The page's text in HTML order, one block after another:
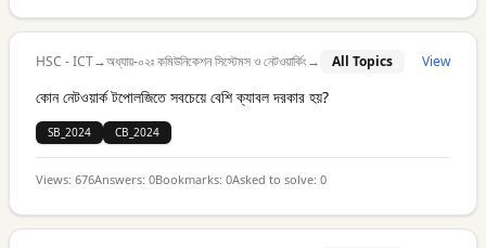
HSC - ICT→অধ্যায়-০২ঃ কমিউনিকেশন সিস্টেমস ও নেটওয়ার্কিং→ All Topics View
কোন নেটওয়ার্ক টপোলজিতে সবচেয়ে বেশি ক্যাবল দরকার হয়?
SB_2024 CB_2024
Views: 676Answers: 0Bookmarks: 0Asked to solve: 0